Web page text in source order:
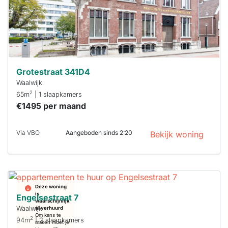
je hierbij!
Grotestraat 341D4
Waalwijk
65m2 | 1 slaapkamers
€1495 per maand
Via VBO Aangeboden sinds 2:20 Bekijk woning
Deze woning
is
waarschijnlijk
al verhuurd
Om kans te
maken moet je
Engelsestraat 7
Waalwijk
94m2 | 2 slaapkamers